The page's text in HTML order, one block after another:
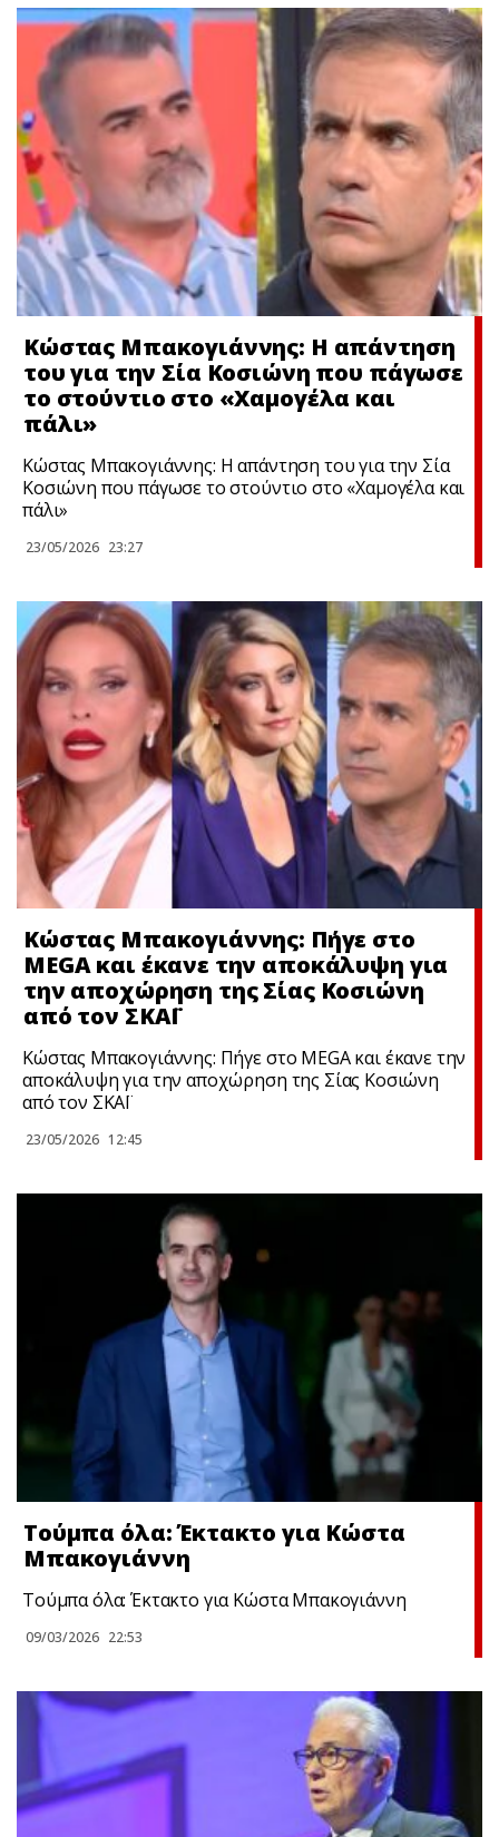
Κώστας Μπακογιάννης: Η απάντηση
του για την Σία Κοσιώνη που πάγωσε
το στούντιο στο «Χαμογέλα και
πάλι»
Κώστας Μπακογιάννης: Η απάντηση του για την Σία
Κοσιώνη που πάγωσε το στούντιο στο «Χαμογέλα και
πάλι»
23/05/2026 23:27
Κώστας Μπακογιάννης: Πήγε στο
MEGA και έκανε την αποκάλυψη για
την αποχώρηση της Σίας Κοσιώνη
από τον ΣΚΑΪ
Κώστας Μπακογιάννης: Πήγε στο MEGA και έκανε την
αποκάλυψη για την αποχώρηση της Σίας Κοσιώνη
από τον ΣΚΑΪ
23/05/2026 12:45
Τούμπα όλα: Έκτακτο για Κώστα
Μπακογιάννη
Τούμπα όλα: Έκτακτο για Κώστα Μπακογιάννη
09/03/2026 22:53